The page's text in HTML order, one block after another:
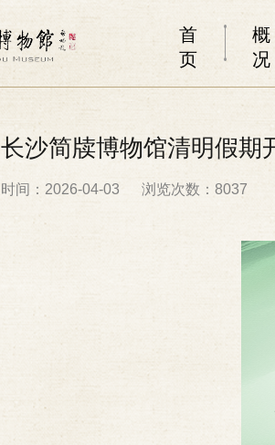
首
页
概
况
长沙简牍博物馆清明假期
时间：2026-04-03 浏览次数：8037